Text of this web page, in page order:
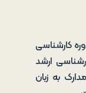
کارشناسی
ارشد
به زبان